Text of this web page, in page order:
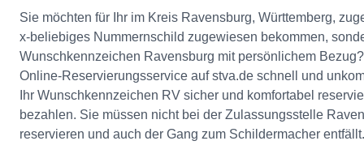
Sie möchten für Ihr im Kreis Ravensburg, Württemberg,
x-beliebiges Nummernschild zugewiesen bekommen,
Wunschkennzeichen Ravensburg mit persönlichem
Online-Reservierungsservice auf stva.de schnell und
Ihr Wunschkennzeichen RV sicher und komfortabel
bezahlen. Sie müssen nicht bei der Zulassungsstelle
reservieren und auch der Gang zum Schildermacher entfällt.